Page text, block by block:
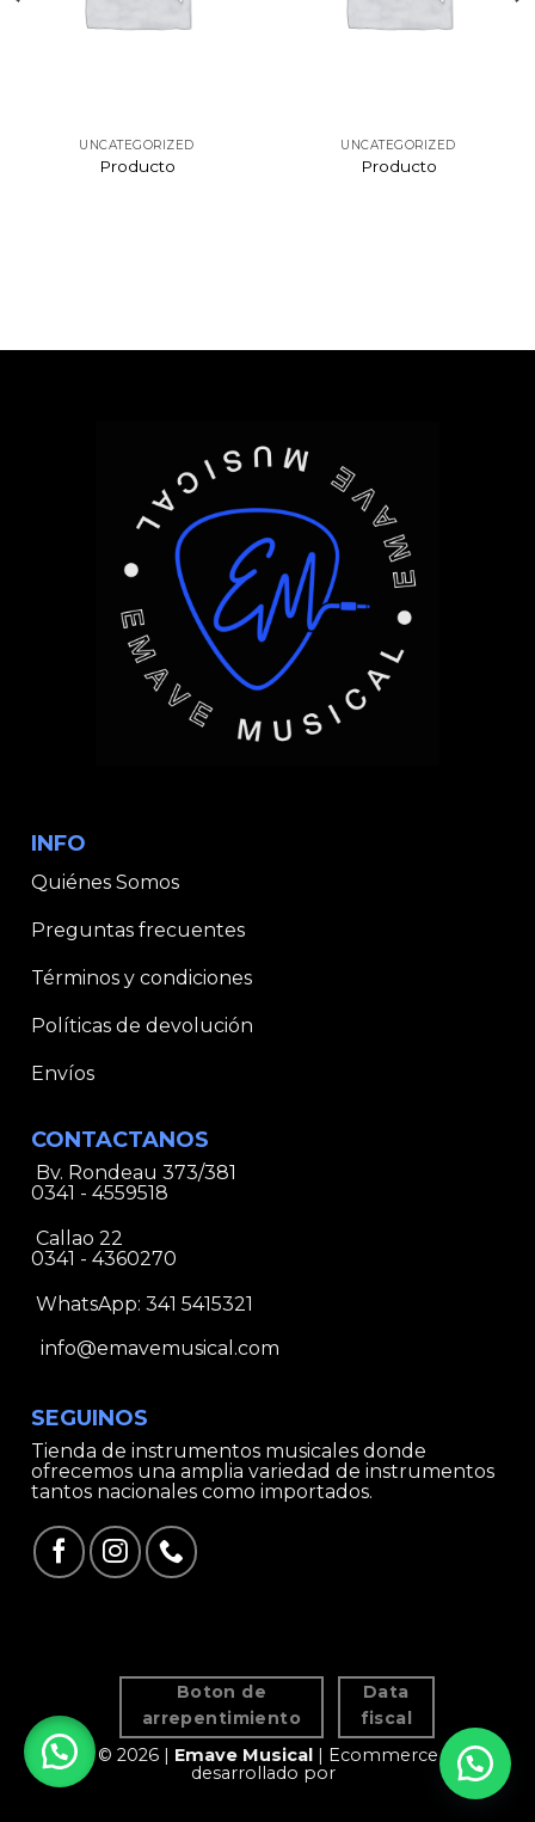
UNCATEGORIZED
Producto
UNCATEGORIZED
Producto
INFO
Quiénes Somos
Preguntas frecuentes
Términos y condiciones
Políticas de devolución
Envíos
CONTACTANOS
Bv. Rondeau 373/381
0341 - 4559518
Callao 22
0341 - 4360270
WhatsApp: 341 5415321
info@emavemusical.com
SEGUINOS
Tienda de instrumentos musicales donde
ofrecemos una amplia variedad de instrumentos
tantos nacionales como importados.
Boton de
arrepentimiento
Data
fiscal
© 2026 | Emave Musical
| Ecommerce
desarrollado por